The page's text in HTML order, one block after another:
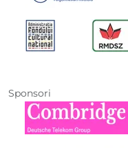
Sponsori